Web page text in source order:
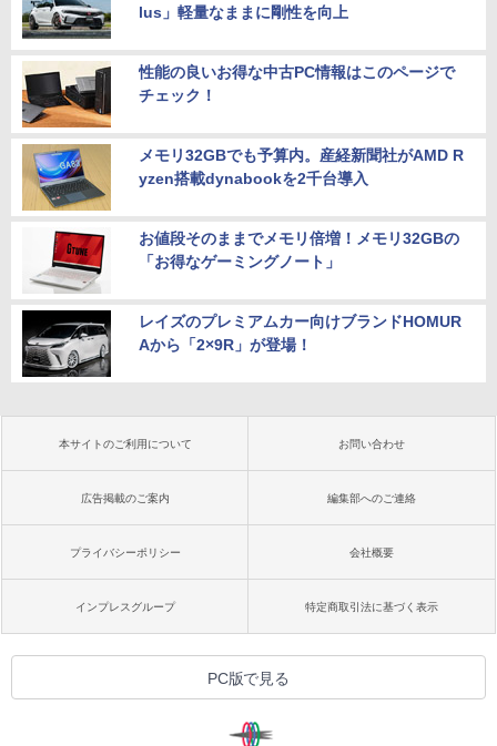
lus」軽量なままに剛性を向上
性能の良いお得な中古PC情報はこのページで
チェック！
メモリ32GBでも予算内。産経新聞社がAMD R
yzen搭載dynabookを2千台導入
お値段そのままでメモリ倍増！メモリ32GBの
「お得なゲーミングノート」
レイズのプレミアムカー向けブランドHOMUR
Aから「2×9R」が登場！
本サイトのご利用について お問い合わせ
広告掲載のご案内 編集部へのご連絡
プライバシーポリシー 会社概要
インプレスグループ 特定商取引法に基づく表示
PC版で見る